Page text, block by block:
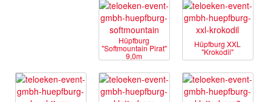
Hüpfburg
"Softmountain Pirat"
9,0m
Hüpfburg XXL
"Krokodil"